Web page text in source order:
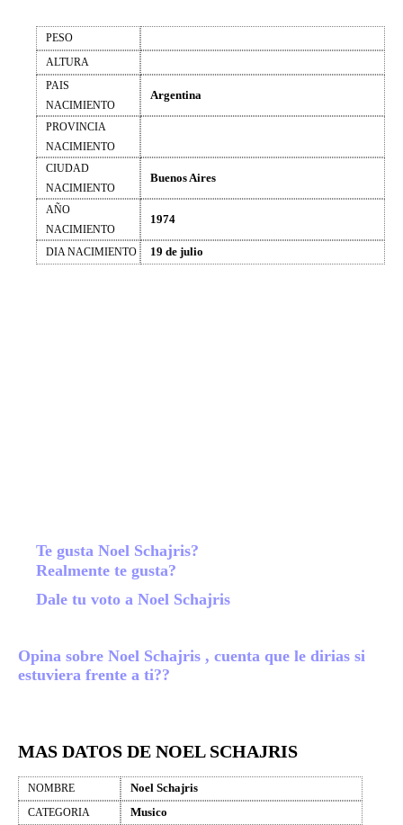
PESO
ALTURA
PAIS
NACIMIENTO
Argentina
PROVINCIA
NACIMIENTO
CIUDAD
NACIMIENTO
Buenos Aires
AÑO
NACIMIENTO
1974
DIA NACIMIENTO 19 de julio
Te gusta Noel Schajris?
Realmente te gusta?
Dale tu voto a Noel Schajris
Opina sobre Noel Schajris , cuenta que le dirias si
estuviera frente a ti??
MAS DATOS DE NOEL SCHAJRIS
NOMBRE Noel Schajris
CATEGORIA Musico